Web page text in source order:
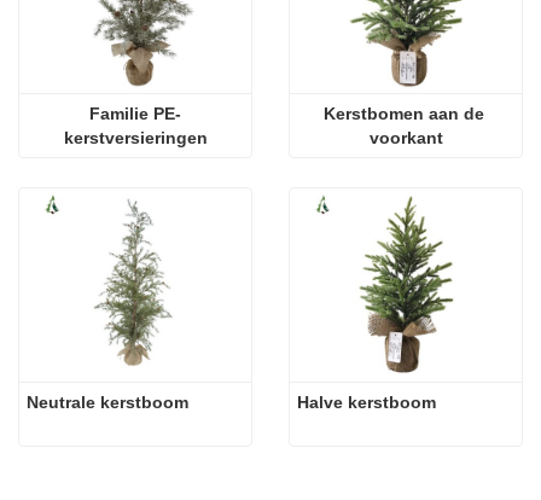
Familie PE-
kerstversieringen
Kerstbomen aan de
voorkant
Neutrale kerstboom Halve kerstboom